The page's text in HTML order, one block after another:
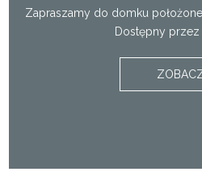
Zapraszamy do domku
Dostępny przez